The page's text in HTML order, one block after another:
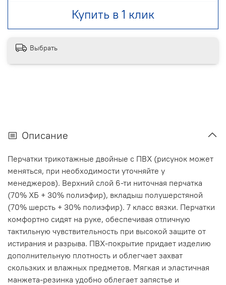
Купить в 1 клик
Выбрать
Описание
Перчатки трикотажные двойные с ПВХ (рисунок может
меняться, при необходимости уточняйте у
менеджеров). Верхний слой 6-ти ниточная перчатка
(70% ХБ + 30% полиэфир), вкладыш полушерстяной
(70% шерсть + 30% полиэфир). 7 класс вязки. Перчатки
комфортно сидят на руке, обеспечивая отличную
тактильную чувствительность при высокой защите от
истирания и разрыва. ПВХ-покрытие придает изделию
дополнительную плотность и облегчает захват
скользких и влажных предметов. Мягкая и эластичная
манжета-резинка удобно облегает запястье и